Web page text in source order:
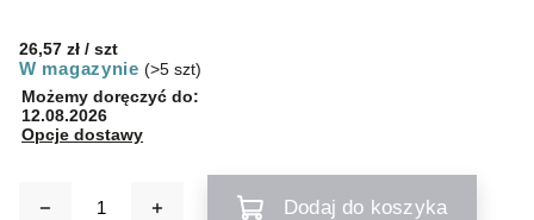
26,57 zł / szt
W magazynie (>5 szt)
Możemy doręczyć do:
12.08.2026
Opcje dostawy
Dodaj do koszyka